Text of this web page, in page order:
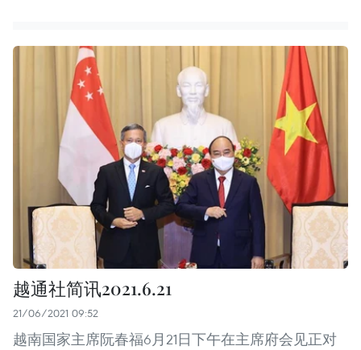
越通社简讯2021.6.21
21/06/2021 09:52
越南国家主席阮春福6月21日下午在主席府会见正对